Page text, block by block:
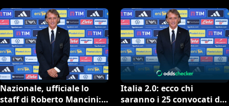
Nazionale, ufficiale lo
staff di Roberto Mancini:
Italia 2.0: ecco chi
saranno i 25 convocati di